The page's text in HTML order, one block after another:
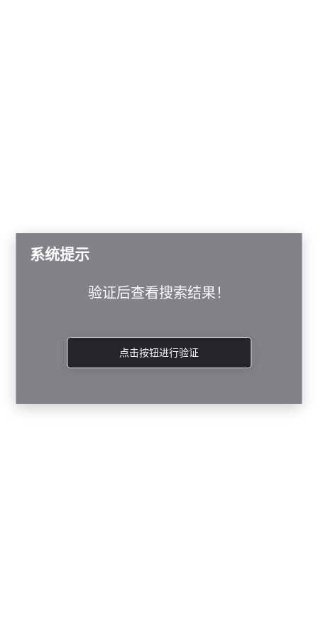
系统提示
验证后查看搜索结果！
点击按钮进行验证